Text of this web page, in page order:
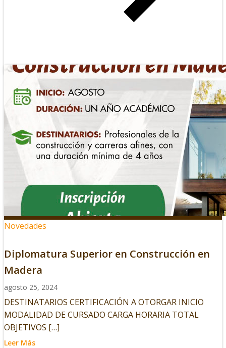
Novedades
Diplomatura Superior en Construcción en
Madera
agosto 25, 2024
DESTINATARIOS CERTIFICACIÓN A OTORGAR INICIO
MODALIDAD DE CURSADO CARGA HORARIA TOTAL
OBJETIVOS […]
Leer Más